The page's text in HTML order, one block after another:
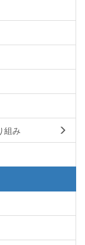
組み